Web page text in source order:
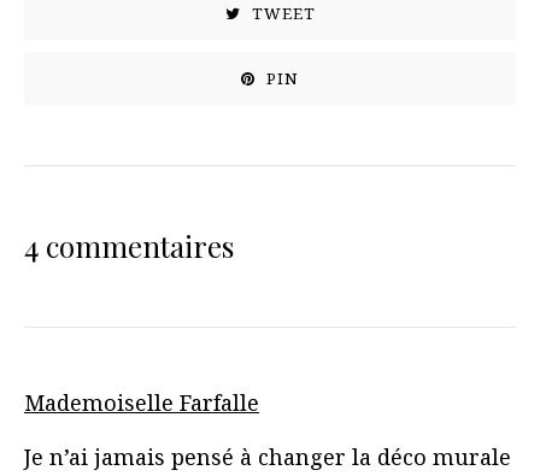
TWEET
PIN
4 commentaires
Mademoiselle Farfalle
Je n’ai jamais pensé à changer la déco murale